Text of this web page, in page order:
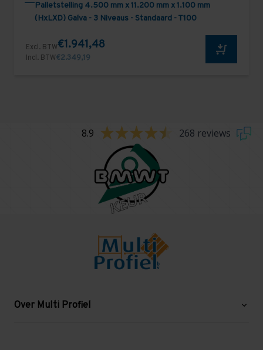
Palletstelling 4.500 mm x 11.200 mm x 1.100 mm
(HxLXD) Galva - 3 Niveaus - Standaard - T100
Excl. BTW€1.941,48
Incl. BTW€2.349,19
8.9 268 reviews
Over Multi Profiel